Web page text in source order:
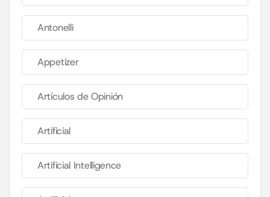
Antonelli
Appetizer
Artículos de Opinión
Artificial
Artificial Intelligence